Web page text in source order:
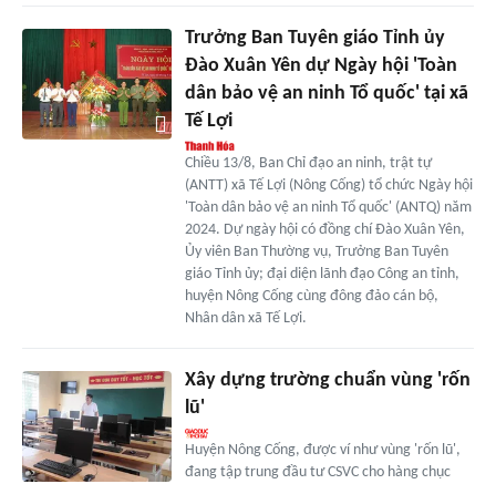
Trưởng Ban Tuyên giáo Tỉnh ủy
Đào Xuân Yên dự Ngày hội 'Toàn
dân bảo vệ an ninh Tổ quốc' tại xã
Tế Lợi
Chiều 13/8, Ban Chỉ đạo an ninh, trật tự
(ANTT) xã Tế Lợi (Nông Cống) tổ chức Ngày hội
'Toàn dân bảo vệ an ninh Tổ quốc' (ANTQ) năm
2024. Dự ngày hội có đồng chí Đào Xuân Yên,
Ủy viên Ban Thường vụ, Trưởng Ban Tuyên
giáo Tỉnh ủy; đại diện lãnh đạo Công an tỉnh,
huyện Nông Cống cùng đông đảo cán bộ,
Nhân dân xã Tế Lợi.
Xây dựng trường chuẩn vùng 'rốn
lũ'
Huyện Nông Cống, được ví như vùng 'rốn lũ',
đang tập trung đầu tư CSVC cho hàng chục